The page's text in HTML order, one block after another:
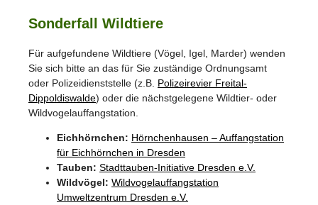
Sonderfall Wildtiere
Für aufgefundene Wildtiere (Vögel, Igel, Marder) wenden
Sie sich bitte an das für Sie zuständige Ordnungsamt
oder Polizeidienststelle (z.B. Polizeirevier Freital-
Dippoldiswalde) oder die nächstgelegene Wildtier- oder
Wildvogelauffangstation.
Eichhörnchen: Hörnchenhausen – Auffangstation
für Eichhörnchen in Dresden
Tauben: Stadttauben-Initiative Dresden e.V.
Wildvögel: Wildvogelauffangstation
Umweltzentrum Dresden e.V.